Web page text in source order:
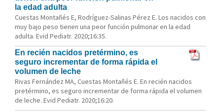
la edad adulta
Cuestas Montañés E, Rodríguez-Salinas Pérez E. Los nacidos con
muy bajo peso tienen una peor función pulmonar en la edad
adulta. Evid Pediatr. 2020;16:35.
En recién nacidos pretérmino, es
seguro incrementar de forma rápida el
volumen de leche
Rivas Fernández MA, Cuestas Montañés E. En recién nacidos
pretérmino, es seguro incrementar de forma rápida el volumen
de leche. Evid Pediatr. 2020;16:20.